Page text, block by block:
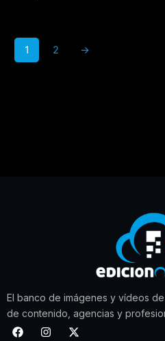
1 2 →
El banco de imágenes y vídeos
de contenido, agencias y
F
a
I
n
X
-